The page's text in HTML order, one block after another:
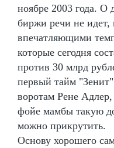
ноябре 2003 года. О
биржи речи не
впечатляющими
которые сегодня
против 30 млрд
первый тайм
воротам Рене
фойе мамбы такую
можно прикрутить.
Основу хорошего